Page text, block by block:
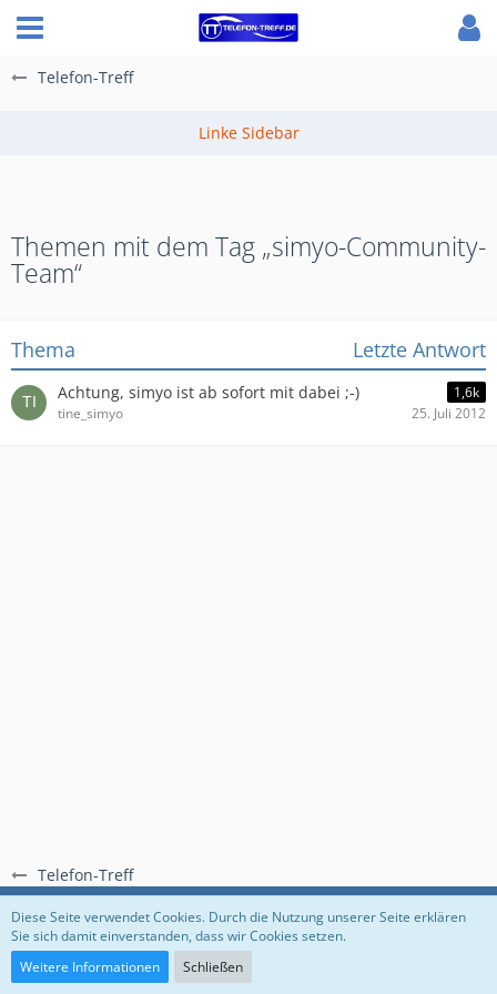
Telefon-Treff
Telefon-Treff
Themen mit dem Tag „simyo-Community-
Team“
Thema Letzte Antwort
Achtung, simyo ist ab sofort mit dabei ;-)
1,6k
tine_simyo
25. Juli 2012
Regeln Datenschutzerklärung Impressum
Community-Software:
Diese Seite verwendet Cookies. Durch die Nutzung unserer Seite erklären
Sie sich damit einverstanden, dass wir Cookies setzen.
Weitere Informationen
Schließen